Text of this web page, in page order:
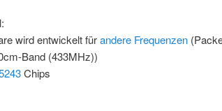
wird entwickelt fürandere Frequenzen
Band (433MHz))
Chips